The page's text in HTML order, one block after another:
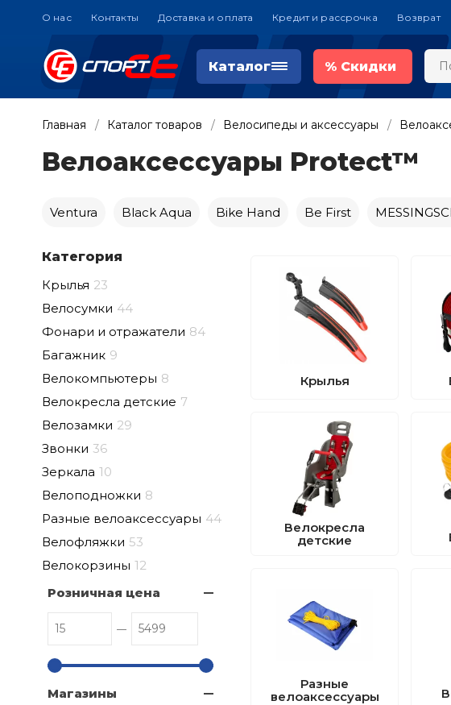
О нас Контакты Доставка и оплата Кредит и рассрочка Возврат
Каталог % Скидки
Главная Каталог товаров Велосипеды и аксессуары
Велоаксессуары Protect™
Ventura Black Aqua Bike Hand Be First
Категория
Крылья 23
Велосумки 44
Фонари и отражатели 84
Багажник 9
Велокомпьютеры 8
Велокресла детские 7
Велозамки 29
Звонки 36
Зеркала 10
Велоподножки 8
Разные велоаксессуары 44
Велофляжки 53
Велокорзины 12
Розничная цена
Магазины
Крылья
Велокресла
детские
Разные
велоаксессуары